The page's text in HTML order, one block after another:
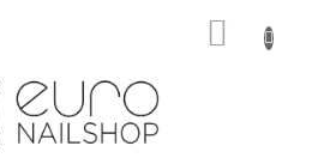
GIỎ
HÀNG